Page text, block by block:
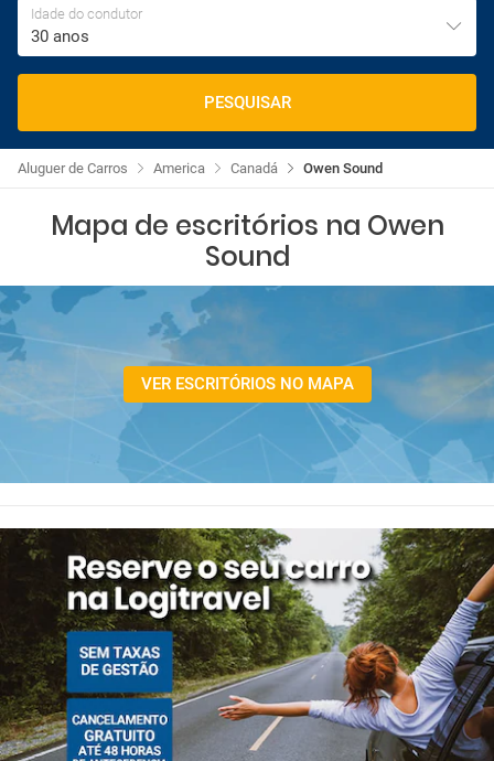
Idade do condutor
30 anos
PESQUISAR
Owen Sound
Canadá
America
Aluguer de Carros
Mapa de escritórios na Owen
Sound
VER ESCRITÓRIOS NO MAPA